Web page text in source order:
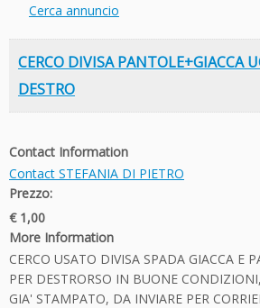
Cerca annuncio
CERCO DIVISA PANTOLE+GIACCA
DESTRO
Contact Information
Contact STEFANIA DI PIETRO
Prezzo:
€ 1,00
More Information
CERCO USATO DIVISA SPADA GIACCA E
PER DESTRORSO IN BUONE
GIA' STAMPATO, DA INVIARE PER